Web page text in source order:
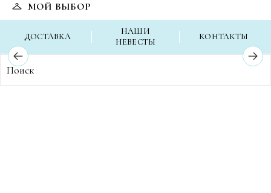
МОЙ ВЫБОР
ДОСТАВКА
НАШИ
НЕВЕСТЫ
КОНТАКТЫ